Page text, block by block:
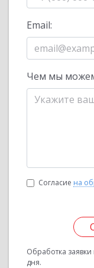
Email:
Чем мы
Согласие на
Обработка
дня.